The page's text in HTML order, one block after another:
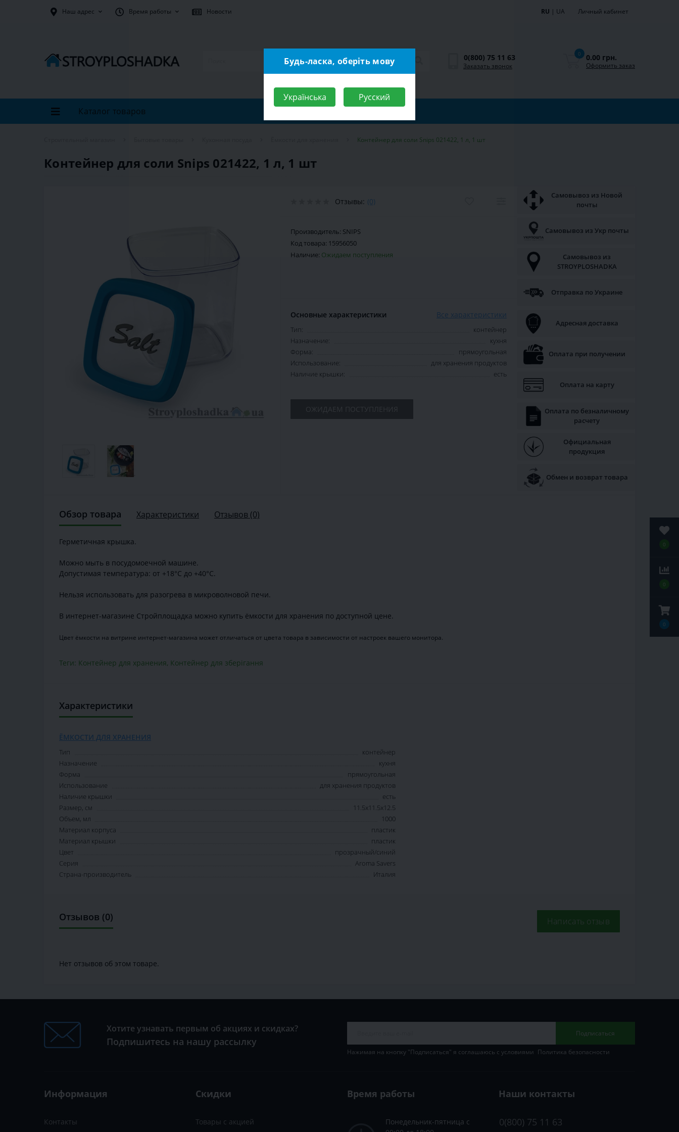
0
0
0
Наш адрес Время работы Новости RU | UA Личный кабинет
0(800) 75 11 63
Заказать звонок
0 0.00 грн.
Оформить заказ
Каталог товаров
Контейнер для соли Snips 021422, 1 л, 1 шт
Контейнер для соли Snips 021422, 1 л, 1 шт
Отзывы: (0)
Производитель: SNIPS
Код товара: 15956050
Наличие: Ожидаем поступления
Основные характеристики Все характеристики
Тип:
контейнер
Назначение:
кухня
Форма:
прямоугольная
Использование:
для хранения продуктов
Наличие крышки:
есть
ОЖИДАЕМ ПОСТУПЛЕНИЯ
Самовывоз из Новой
почты
Самовывоз из Укр почты
Самовывоз из
STROYPLOSHADKA
Отправка по Украине
Адресная доставка
Оплата при получении
Оплата на карту
Оплата по безналичному
расчету
Официальная
продукция
Обмен и возврат товара
Обзор товара Характеристики Отзывов (0)
Герметичная крышка.
Можно мыть в посудомоечной машине.
Допустимая температура: от +18°С до +40°С.
Нельзя использовать для разогрева в микроволновой печи.
В интернет-магазине Стройплощадка можно купить ёмкости для хранения по доступной цене.
Цвет ёмкости на витрине интернет-магазина может отличаться от цвета товара в зависимости от настроек вашего монитора.
Теги: Контейнер для хранения, Контейнер для зберігання
Характеристики
ЁМКОСТИ ДЛЯ ХРАНЕНИЯ
Тип
контейнер
Назначение
кухня
Форма
прямоугольная
Использование
для хранения продуктов
Наличие крышки
есть
Размер, см
11.5х11.5х12.5
Объем, мл
1000
Материал корпуса
пластик
Материал крышки
пластик
Цвет
прозрачный/синий
Серия
Aroma Savers
Страна-производитель
Италия
Отзывов (0) Написать отзыв
Нет отзывов об этом товаре.
Хотите узнавать первым об акциях и скидках?
Подпишитесь на нашу рассылку
Подписаться
Нажимая на кнопку "Подписаться" я соглашаюсь с условиями Политика безопасности
Информация
Контакты
Скидки
Товары с акцией
Время работы
Понедельник-пятница с
Наши контакты
0(800) 75 11 63
Будь-ласка, оберіть мову
Українська Русский